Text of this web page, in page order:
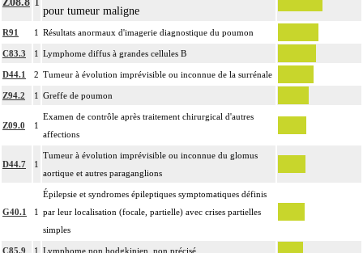
pour tumeur maligne
R91 1 Résultats anormaux d'imagerie diagnostique du poumon
C83.3 1 Lymphome diffus à grandes cellules B
D44.1 2 Tumeur à évolution imprévisible ou inconnue de la surrénale
Z94.2 1 Greffe de poumon
Z09.0 1
Examen de contrôle après traitement chirurgical d'autres
affections
D44.7 1
Tumeur à évolution imprévisible ou inconnue du glomus
aortique et autres paraganglions
G40.1 1
Épilepsie et syndromes épileptiques symptomatiques définis
par leur localisation (focale, partielle) avec crises partielles
simples
C85.9 1 Lymphome non hodgkinien, non précisé